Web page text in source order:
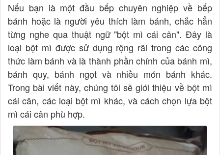
Nếu bạn là một đầu bếp chuyên nghiệp về bếp
bánh hoặc là người yêu thích làm bánh, chắc hẳn
từng nghe qua thuật ngữ "bột mì cái cân". Đây là
loại bột mì được sử dụng rộng rãi trong các công
thức làm bánh và là thành phần chính của bánh mì,
bánh quy, bánh ngọt và nhiều món bánh khác.
Trong bài viết này, chúng tôi sẽ giới thiệu về bột mì
cái cân, các loại bột mì khác, và cách chọn lựa bột
mì cái cân phù hợp.